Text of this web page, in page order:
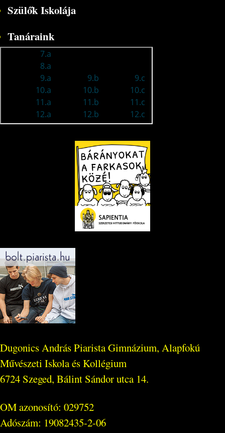
Szülők Iskolája
Tanáraink
Dugonics András Piarista Gimnázium, Alapfokú
Művészeti Iskola és Kollégium
6724 Szeged, Bálint Sándor utca 14.
OM azonosító: 029752
Adószám: 19082435-2-06